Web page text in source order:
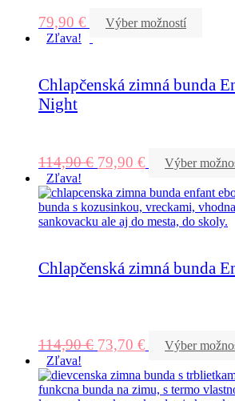
79,90 €
Výber možností
Zľava!
Chlapčenská zimná bunda
Night
114,90€ 79,90 €
Výber
Zľava!
Chlapčenská zimná bunda
114,90€ 73,70 €
Výber
Zľava!